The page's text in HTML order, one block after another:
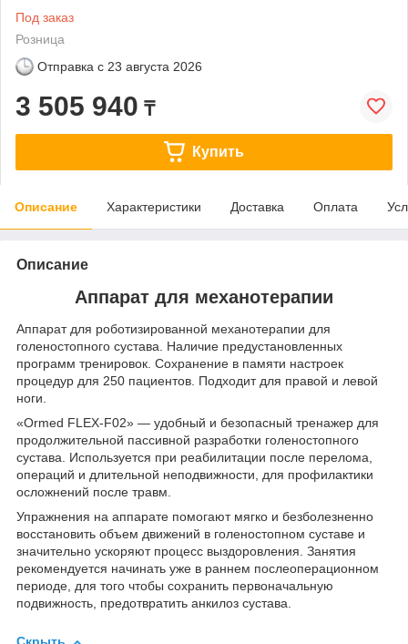
Под заказ
Розница
Отправка с 23 августа 2026
3 505 940 ₸
Купить
Описание Характеристики Доставка Оплата
Описание
Аппарат для механотерапии
Аппарат для роботизированной механотерапии для
голеностопного сустава. Наличие предустановленных
программ тренировок. Сохранение в памяти настроек
процедур для 250 пациентов. Подходит для правой и левой
ноги.
«Ormed FLEX-F02» — удобный и безопасный тренажер для
продолжительной пассивной разработки голеностопного
сустава. Используется при реабилитации после перелома,
операций и длительной неподвижности, для профилактики
осложнений после травм.
Упражнения на аппарате помогают мягко и безболезненно
восстановить объем движений в голеностопном суставе и
значительно ускоряют процесс выздоровления. Занятия
рекомендуется начинать уже в раннем послеоперационном
периоде, для того чтобы сохранить первоначальную
подвижность, предотвратить анкилоз сустава.